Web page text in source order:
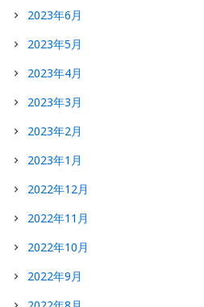
2023年6月
2023年5月
2023年4月
2023年3月
2023年2月
2023年1月
2022年12月
2022年11月
2022年10月
2022年9月